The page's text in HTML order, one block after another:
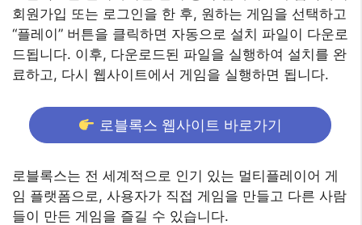
회원가입 또는 로그인을 한 후, 원하는 게임을 선택하고
“플레이” 버튼을 클릭하면 자동으로 설치 파일이 다운로
드됩니다. 이후, 다운로드된 파일을 실행하여 설치를 완
료하고, 다시 웹사이트에서 게임을 실행하면 됩니다.
로블록스 웹사이트 바로가기
로블록스는 전 세계적으로 인기 있는 멀티플레이어 게
임 플랫폼으로, 사용자가 직접 게임을 만들고 다른 사람
들이 만든 게임을 즐길 수 있습니다.